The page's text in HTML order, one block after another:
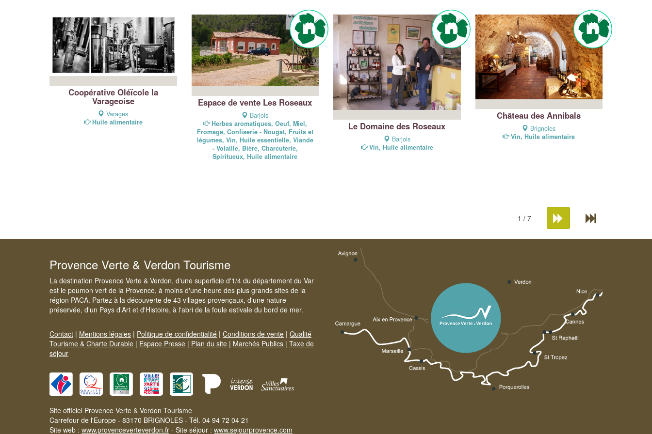
Coopérative Oléïcole la
Varageoise
Varages
Huile alimentaire
Espace de vente Les Roseaux
Barjols
Herbes aromatiques, Oeuf, Miel,
Fromage, Confiserie - Nougat, Fruits et
légumes, Vin, Huile essentielle, Viande
- Volaille, Bière, Charcuterie,
Spiritueux, Huile alimentaire
Le Domaine des Roseaux
Barjols
Vin, Huile alimentaire
Château des Annibals
Brignoles
Vin, Huile alimentaire
1 / 7
Provence Verte & Verdon Tourisme
La destination Provence Verte & Verdon, d'une superficie d'1/4 du département du Var
est le poumon vert de la Provence, à moins d'une heure des plus grands sites de la
région PACA. Partez à la découverte de 43 villages provençaux, d'une nature
préservée, d'un Pays d'Art et d'Histoire, à l'abri de la foule estivale du bord de mer.
Contact | Mentions légales | Politique de confidentialité | Conditions de vente | Qualité
Tourisme & Charte Durable | Espace Presse | Plan du site | Marchés Publics | Taxe de
séjour
Site officiel Provence Verte & Verdon Tourisme
Carrefour de l'Europe - 83170 BRIGNOLES - Tél. 04 94 72 04 21
Site web : www.provenceverteverdon.fr - Site séjour : www.sejourprovence.com